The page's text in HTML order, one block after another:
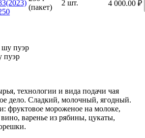
(пакет)
2 шт. 4 000.00 ₽
шу пуэр
пуэр
технологии и вида подачи чая
дело. Сладкий, молочный, ягодный.
фруктовое мороженое на молоке,
вино, варенье из рябины, цукаты,